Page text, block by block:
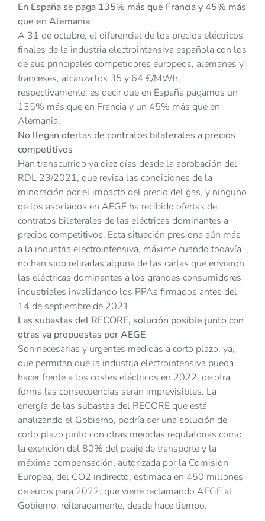
En España se paga 135% más que Francia y 45% más
que en Alemania
A 31 de octubre, el diferencial de los precios eléctricos
finales de la industria electrointensiva española con los
de sus principales competidores europeos, alemanes y
franceses, alcanza los 35 y 64 €/MWh,
respectivamente, es decir que en España pagamos un
135% más que en Francia y un 45% más que en
Alemania.
No llegan ofertas de contratos bilaterales a precios
competitivos
Han transcurrido ya diez días desde la aprobación del
RDL 23/2021, que revisa las condiciones de la
minoración por el impacto del precio del gas, y ninguno
de los asociados en AEGE ha recibido ofertas de
contratos bilaterales de las eléctricas dominantes a
precios competitivos. Esta situación presiona aún más
a la industria electrointensiva, máxime cuando todavía
no han sido retiradas alguna de las cartas que enviaron
las eléctricas dominantes a los grandes consumidores
industriales invalidando los PPAs firmados antes del
14 de septiembre de 2021.
Las subastas del RECORE, solución posible junto con
otras ya propuestas por AEGE
Son necesarias y urgentes medidas a corto plazo, ya,
que permitan que la industria electrointensiva pueda
hacer frente a los costes eléctricos en 2022, de otra
forma las consecuencias serán imprevisibles. La
energía de las subastas del RECORE que está
analizando el Gobierno, podría ser una solución de
corto plazo junto con otras medidas regulatorias como
la exención del 80% del peaje de transporte y la
máxima compensación, autorizada por la Comisión
Europea, del CO2 indirecto, estimada en 450 millones
de euros para 2022, que viene reclamando AEGE al
Gobierno, reiteradamente, desde hace tiempo.